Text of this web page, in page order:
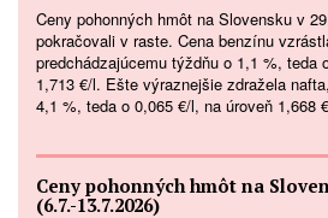
Ceny pohonných hmôt na Slovensku v
pokračovali v raste. Cena benzínu
predchádzajúcemu týždňu o 1,1 %, teda
1,713 €/l. Ešte výraznejšie zdražela
4,1 %, teda o 0,065 €/l, na úroveň 1,668
Ceny pohonných hmôt na
(6.7.-13.7.2026)